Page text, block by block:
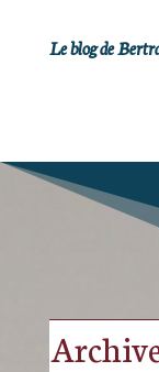
Le blog de